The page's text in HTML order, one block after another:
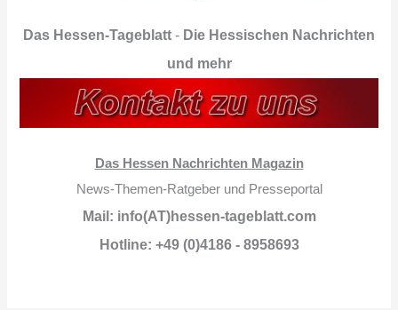
Das Hessen-Tageblatt - Die Hessischen Nachrichten
und mehr
Das Hessen Nachrichten Magazin
News-Themen-Ratgeber und Presseportal
Mail: info(AT)hessen-tageblatt.com
Hotline: +49 (0)4186 - 8958693